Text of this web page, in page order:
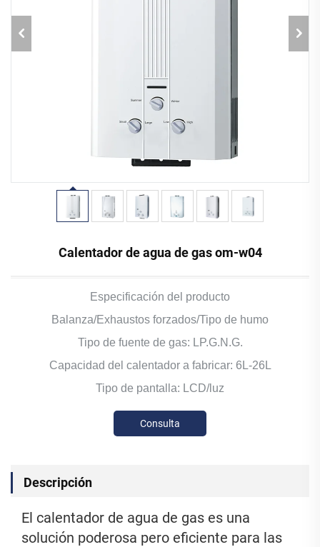
Calentador de agua de gas om-w04
Especificación del producto
Balanza/Exhaustos forzados/Tipo de humo
Tipo de fuente de gas: LP.G.N.G.
Capacidad del calentador a fabricar: 6L-26L
Tipo de pantalla: LCD/luz
Consulta
Descripción
El calentador de agua de gas es una
solución poderosa pero eficiente para las